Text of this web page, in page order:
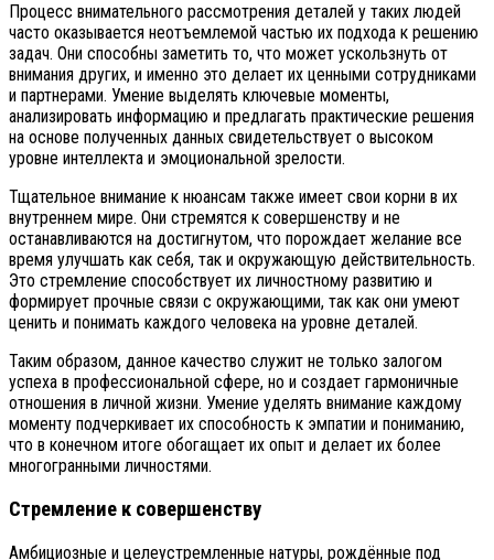
Процесс внимательного рассмотрения деталей у таких людей
часто оказывается неотъемлемой частью их подхода к решению
задач. Они способны заметить то, что может ускользнуть от
внимания других, и именно это делает их ценными сотрудниками
и партнерами. Умение выделять ключевые моменты,
анализировать информацию и предлагать практические решения
на основе полученных данных свидетельствует о высоком
уровне интеллекта и эмоциональной зрелости.
Тщательное внимание к нюансам также имеет свои корни в их
внутреннем мире. Они стремятся к совершенству и не
останавливаются на достигнутом, что порождает желание все
время улучшать как себя, так и окружающую действительность.
Это стремление способствует их личностному развитию и
формирует прочные связи с окружающими, так как они умеют
ценить и понимать каждого человека на уровне деталей.
Таким образом, данное качество служит не только залогом
успеха в профессиональной сфере, но и создает гармоничные
отношения в личной жизни. Умение уделять внимание каждому
моменту подчеркивает их способность к эмпатии и пониманию,
что в конечном итоге обогащает их опыт и делает их более
многогранными личностями.
Стремление к совершенству
Амбициозные и целеустремленные натуры, рождённые под